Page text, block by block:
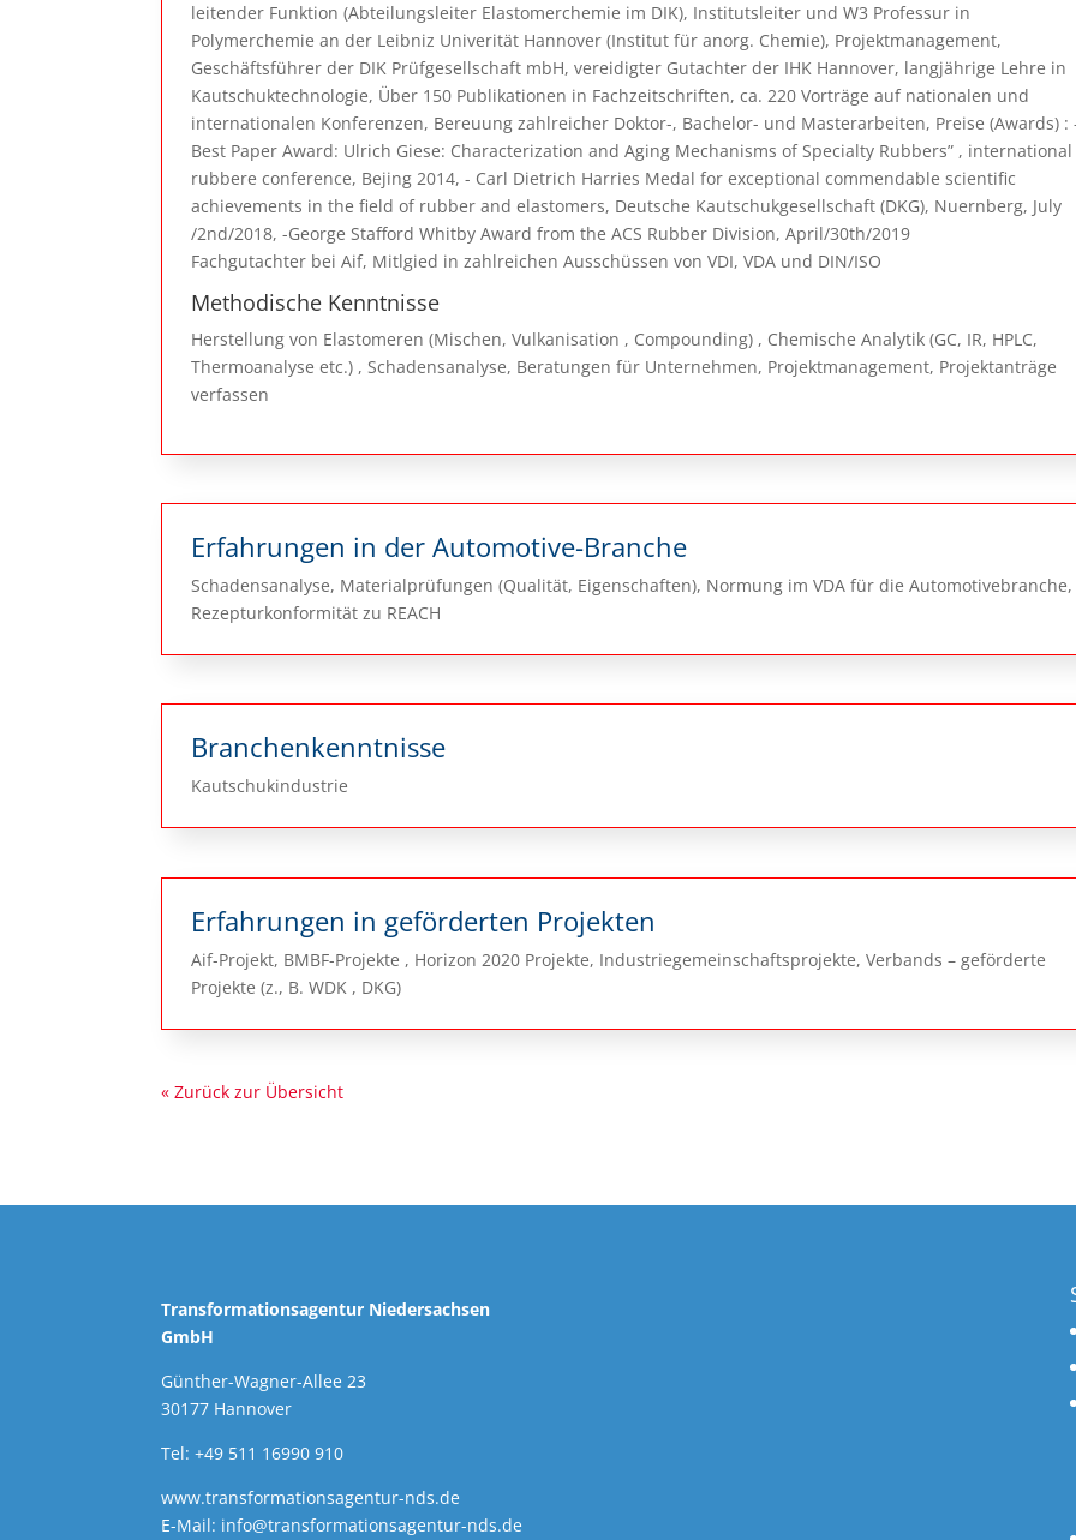
leitender Funktion (Abteilungsleiter Elastomerchemie im DIK), Institutsleiter und W3 Professur in
Polymerchemie an der Leibniz Univerität Hannover (Institut für anorg. Chemie), Projektmanagement,
Geschäftsführer der DIK Prüfgesellschaft mbH, vereidigter Gutachter der IHK Hannover, langjährige Lehre in
Kautschuktechnologie, Über 150 Publikationen in Fachzeitschriften, ca. 220 Vorträge auf nationalen und
internationalen Konferenzen, Bereuung zahlreicher Doktor-, Bachelor- und Masterarbeiten, Preise (Awards) :
Best Paper Award: Ulrich Giese: Characterization and Aging Mechanisms of Specialty ‎Rubbers” , international
rubbere conference, Bejing 2014‎, ‎-‎ Carl Dietrich Harries Medal for exceptional commendable scientific
achievements in the ‎field of rubber and elastomers, Deutsche Kautschukgesellschaft (DKG), Nuernberg, July
‎‎/2nd/2018‎, -‎George Stafford Whitby Award from the ACS Rubber Division, April/30th/2019‎
Fachgutachter bei Aif, Mitlgied in zahlreichen Ausschüssen von VDI, VDA und DIN/ISO
Methodische Kenntnisse
Herstellung von Elastomeren (Mischen, Vulkanisation , Compounding) , Chemische Analytik (GC, IR, HPLC,
Thermoanalyse etc.) , Schadensanalyse, Beratungen für Unternehmen, Projektmanagement, Projektanträge
verfassen
Erfahrungen in der Automotive-Branche
Schadensanalyse, Materialprüfungen (Qualität, Eigenschaften), Normung im VDA für die Automotivebranche,
Rezepturkonformität zu REACH
Branchenkenntnisse
Kautschukindustrie
Erfahrungen in geförderten Projekten
Aif-Projekt, BMBF-Projekte , Horizon 2020 Projekte, Industriegemeinschaftsprojekte, Verbands – geförderte
Projekte (z., B. WDK , DKG)
« Zurück zur Übersicht
Transformationsagentur Niedersachsen
GmbH
Günther-Wagner-Allee 23
30177 Hannover
Tel: +49 511 16990 910
www.transformationsagentur-nds.de
E-Mail: info@transformationsagentur-nds.de